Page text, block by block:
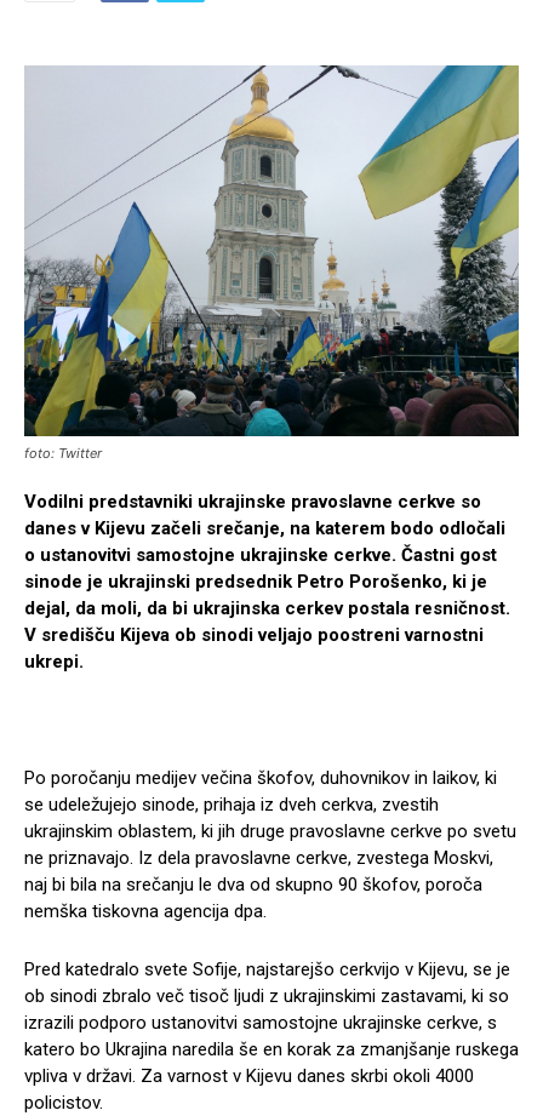
foto: Twitter
Vodilni predstavniki ukrajinske pravoslavne cerkve so
danes v Kijevu začeli srečanje, na katerem bodo odločali
o ustanovitvi samostojne ukrajinske cerkve. Častni gost
sinode je ukrajinski predsednik Petro Porošenko, ki je
dejal, da moli, da bi ukrajinska cerkev postala resničnost.
V središču Kijeva ob sinodi veljajo poostreni varnostni
ukrepi.
Po poročanju medijev večina škofov, duhovnikov in laikov, ki
se udeležujejo sinode, prihaja iz dveh cerkva, zvestih
ukrajinskim oblastem, ki jih druge pravoslavne cerkve po svetu
ne priznavajo. Iz dela pravoslavne cerkve, zvestega Moskvi,
naj bi bila na srečanju le dva od skupno 90 škofov, poroča
nemška tiskovna agencija dpa.
Pred katedralo svete Sofije, najstarejšo cerkvijo v Kijevu, se je
ob sinodi zbralo več tisoč ljudi z ukrajinskimi zastavami, ki so
izrazili podporo ustanovitvi samostojne ukrajinske cerkve, s
katero bo Ukrajina naredila še en korak za zmanjšanje ruskega
vpliva v državi. Za varnost v Kijevu danes skrbi okoli 4000
policistov.